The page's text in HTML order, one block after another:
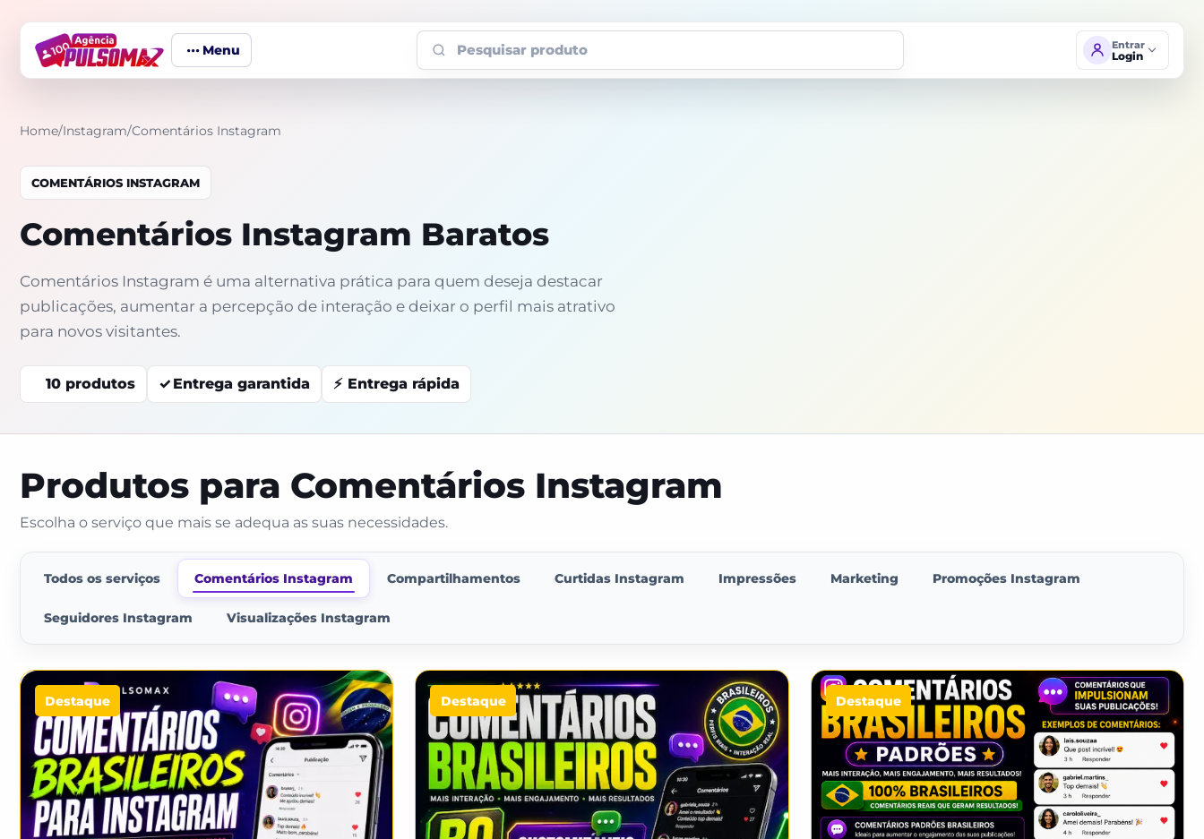
Menu
Pesquisar produto
Entrar
Login
Home/Instagram/Comentários Instagram
COMENTÁRIOS INSTAGRAM
Comentários Instagram Baratos
Comentários Instagram é uma alternativa prática para quem deseja destacar
publicações, aumentar a percepção de interação e deixar o perfil mais atrativo
para novos visitantes.
10 produtos Entrega garantida Entrega rápida
Produtos para Comentários Instagram
Escolha o serviço que mais se adequa as suas necessidades.
Todos os serviços Comentários Instagram Compartilhamentos Curtidas Instagram Impressões Marketing Promoções Instagram
Seguidores Instagram Visualizações Instagram
Destaque Destaque Destaque